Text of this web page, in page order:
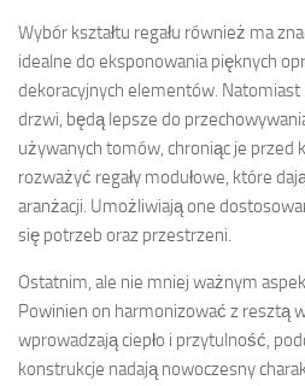
Wybór kształtu regału również ma
idealne do eksponowania pięknych
dekoracyjnych elementów. Natomiast
drzwi, będą lepsze do
używanych tomów, chroniąc je przed
rozważyć regały modułowe, które
aranżacji. Umożliwiają one
się potrzeb oraz przestrzeni.
Ostatnim, ale nie mniej ważnym
Powinien on harmonizować z resztą
wprowadzają ciepło i przytulność,
konstrukcje nadają nowoczesny